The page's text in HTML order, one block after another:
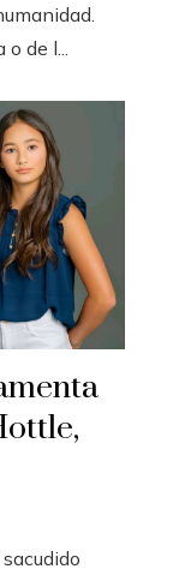
de l...